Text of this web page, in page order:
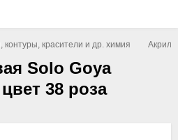
контуры, красители и др. химия
Solo Goya
38 роза